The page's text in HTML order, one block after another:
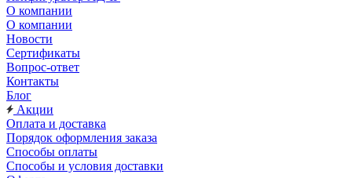
О компании
О компании
Новости
Сертификаты
Вопрос-ответ
Контакты
Блог
Акции
Оплата и доставка
Порядок оформления заказа
Способы оплаты
Способы и условия доставки